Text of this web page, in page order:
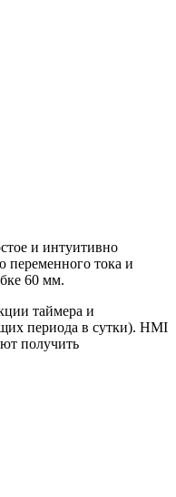
и интуитивно
переменного тока и
60 мм.
таймера и
периода в сутки). HMI
получить